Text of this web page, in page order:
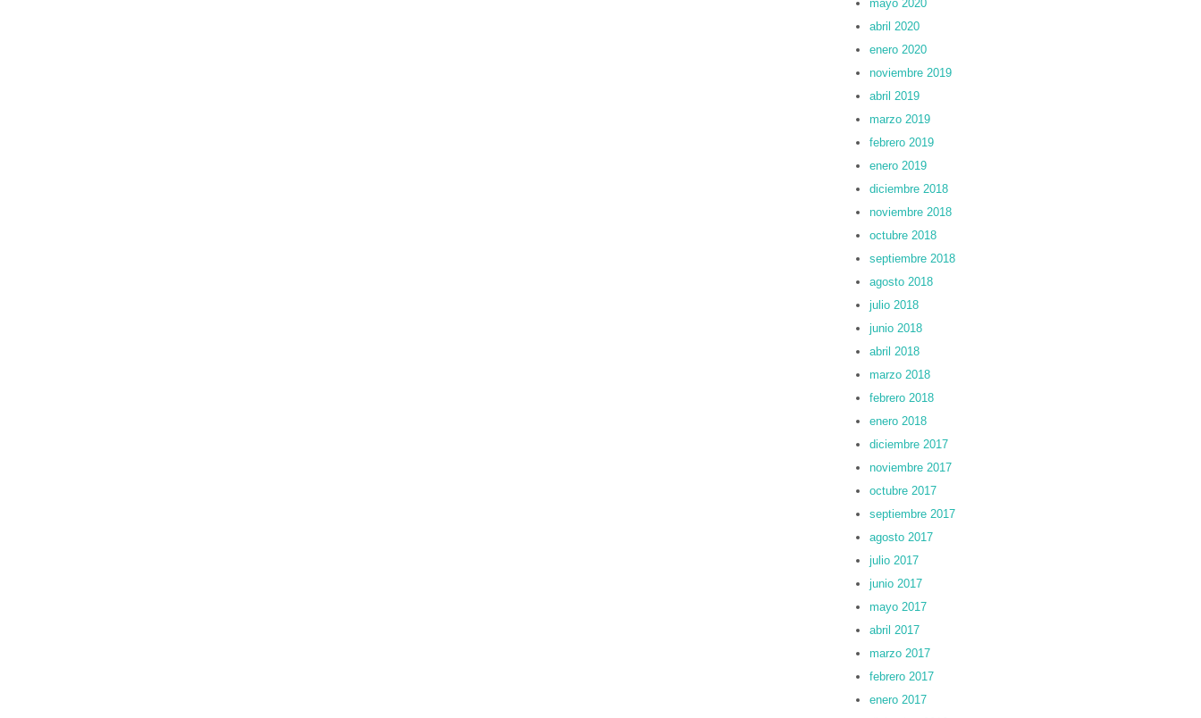
mayo 2020
abril 2020
enero 2020
noviembre 2019
abril 2019
marzo 2019
febrero 2019
enero 2019
diciembre 2018
noviembre 2018
octubre 2018
septiembre 2018
agosto 2018
julio 2018
junio 2018
abril 2018
marzo 2018
febrero 2018
enero 2018
diciembre 2017
noviembre 2017
octubre 2017
septiembre 2017
agosto 2017
julio 2017
junio 2017
mayo 2017
abril 2017
marzo 2017
febrero 2017
enero 2017